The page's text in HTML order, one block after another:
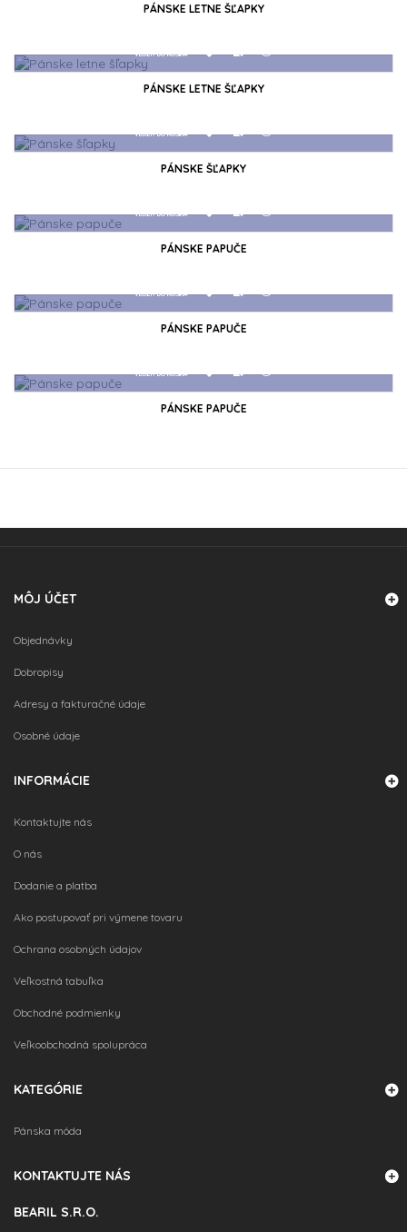
PÁNSKE LETNE ŠĽAPKY
PÁNSKE LETNE ŠĽAPKY
PÁNSKE ŠĽAPKY
PÁNSKE PAPUČE
PÁNSKE PAPUČE
PÁNSKE PAPUČE
MÔJ ÚČET
Objednávky
Dobropisy
Adresy a fakturačné údaje
Osobné údaje
INFORMÁCIE
Kontaktujte nás
O nás
Dodanie a platba
Ako postupovať pri výmene tovaru
Ochrana osobných údajov
Veľkostná tabuľka
Obchodné podmienky
Veľkoobchodná spolupráca
KATEGÓRIE
Pánska móda
KONTAKTUJTE NÁS
BEARIL S.R.O.